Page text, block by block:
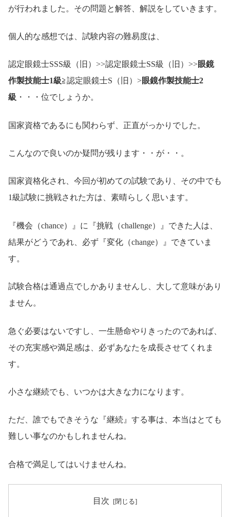
が行われました。その問題と解答、解説をしていきます。
個人的な感想では、試験内容の難易度は、
認定眼鏡士SSS級（旧）>>認定眼鏡士SS級（旧）>>眼鏡
作製技能士1級≧認定眼鏡士S（旧）>眼鏡作製技能士2
級 ・・・位でしょうか。
国家資格であるにも関わらず、正直がっかりでした。
こんなので良いのか疑問が残ります・・が・・。
国家資格化され、今回が初めての試験であり、その中でも
1級試験に挑戦された方は、素晴らしく思います。
『機会（chance）』に『挑戦（challenge）』できた人は、
結果がどうであれ、必ず『変化（change）』できていま
す。
試験合格は通過点でしかありませんし、大して意味があり
ません。
急ぐ必要はないですし、一生懸命やりきったのであれば、
その充実感や満足感は、必ずあなたを成長させてくれま
す。
小さな継続でも、いつかは大きな力になります。
ただ、誰でもできそうな『継続』する事は、本当はとても
難しい事なのかもしれませんね。
合格で満足してはいけませんね。
目次